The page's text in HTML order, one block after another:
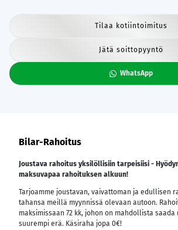
Tilaa kotiintoimitus
Jätä soittopyyntö
WhatsApp
Bilar-Rahoitus
Joustava rahoitus yksilöllisiin tarpeisiisi -
maksuvapaa rahoituksen alkuun!
Tarjoamme joustavan, vaivattoman ja edullisen
tahansa meillä myynnissä olevaan autoon.
maksimissaan 72 kk, johon on mahdollista saada
suurempi erä. Käsiraha jopa 0€!